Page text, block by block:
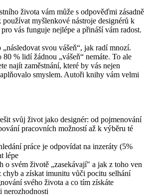
života vám může s odpověďmi zásadně
myšlenkové nástroje designérů k
vás funguje nejlépe a přináší vám radost.
svou vášeň“, jak radí mnozí.
% lidí žádnou „vášeň“ nemáte. To ale
najít zaměstnání, které by vás nejen
smyslem. Autoři knihy vám velmi
svůj život jako designér: od pojmenování
pracovních možností až k výběru té
práce je odpovídat na inzeráty (5%
lépe
o svém životě „zasekávají" a jak z toho ven
chyb a získat imunitu vůči pocitu selhání
svého života a co tím získáte
nerozhodnosti